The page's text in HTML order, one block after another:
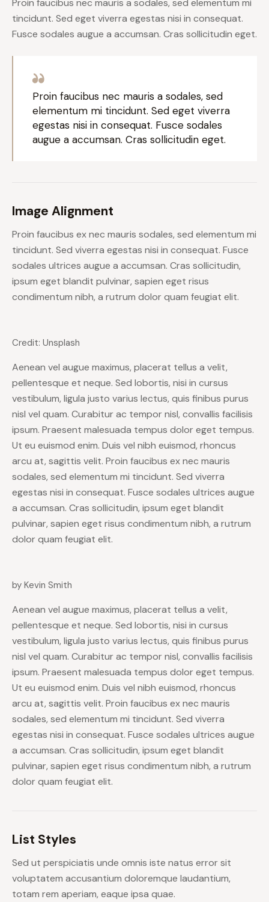
Proin faucibus nec mauris a sodales, sed elementum mi
tincidunt. Sed eget viverra egestas nisi in consequat.
Fusce sodales augue a accumsan. Cras sollicitudin eget.
Proin faucibus nec mauris a sodales, sed
elementum mi tincidunt. Sed eget viverra
egestas nisi in consequat. Fusce sodales
augue a accumsan. Cras sollicitudin eget.
Image Alignment
Proin faucibus ex nec mauris sodales, sed elementum mi
tincidunt. Sed viverra egestas nisi in consequat. Fusce
sodales ultrices augue a accumsan. Cras sollicitudin,
ipsum eget blandit pulvinar, sapien eget risus
condimentum nibh, a rutrum dolor quam feugiat elit.
Credit: Unsplash
Aenean vel augue maximus, placerat tellus a velit,
pellentesque et neque. Sed lobortis, nisi in cursus
vestibulum, ligula justo varius lectus, quis finibus purus
nisl vel quam. Curabitur ac tempor nisl, convallis facilisis
ipsum. Praesent malesuada tempus dolor eget tempus.
Ut eu euismod enim. Duis vel nibh euismod, rhoncus
arcu at, sagittis velit. Proin faucibus ex nec mauris
sodales, sed elementum mi tincidunt. Sed viverra
egestas nisi in consequat. Fusce sodales ultrices augue
a accumsan. Cras sollicitudin, ipsum eget blandit
pulvinar, sapien eget risus condimentum nibh, a rutrum
dolor quam feugiat elit.
by Kevin Smith
Aenean vel augue maximus, placerat tellus a velit,
pellentesque et neque. Sed lobortis, nisi in cursus
vestibulum, ligula justo varius lectus, quis finibus purus
nisl vel quam. Curabitur ac tempor nisl, convallis facilisis
ipsum. Praesent malesuada tempus dolor eget tempus.
Ut eu euismod enim. Duis vel nibh euismod, rhoncus
arcu at, sagittis velit. Proin faucibus ex nec mauris
sodales, sed elementum mi tincidunt. Sed viverra
egestas nisi in consequat. Fusce sodales ultrices augue
a accumsan. Cras sollicitudin, ipsum eget blandit
pulvinar, sapien eget risus condimentum nibh, a rutrum
dolor quam feugiat elit.
List Styles
Sed ut perspiciatis unde omnis iste natus error sit
voluptatem accusantium doloremque laudantium,
totam rem aperiam, eaque ipsa quae.